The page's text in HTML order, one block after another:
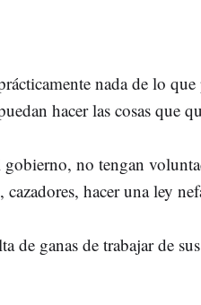
nada de lo
hacer las cosas que
no tengan
hacer una ley
de ganas de trabajar de